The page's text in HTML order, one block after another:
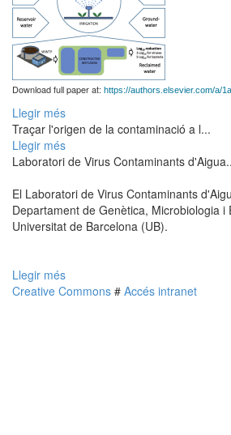
Download full paper at: https://authors.elsevier.com/a/
Llegir més
Traçar l'origen de la contaminació a l...
Llegir més
Laboratori de Virus Contaminants
El Laboratori de Virus Contaminants
Departament de Genètica, Microbiologia i
Universitat de Barcelona (UB).
Llegir més
Creative Commons # Accés intranet